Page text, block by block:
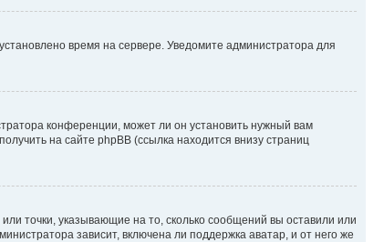
время на сервере. Уведомите администратора для
конференции, может ли он установить нужный вам
на сайте phpBB (ссылка находится внизу страниц
точки, указывающие на то, сколько сообщений вы оставили или
зависит, включена ли поддержка аватар, и от него же